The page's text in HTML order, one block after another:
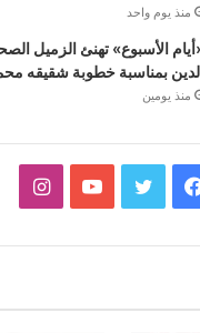
منذ يوم واحد
الأسبوع» تهنئ الزميل
بمناسبة خطوبة شقيقه
منذ يومين
فيسبوك تويتر يوتيوب